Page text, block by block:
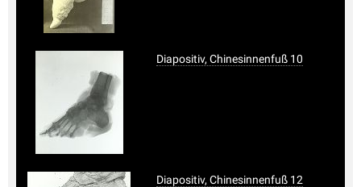
Diapositiv, Chinesinnenfuß 10
Diapositiv, Chinesinnenfuß 12